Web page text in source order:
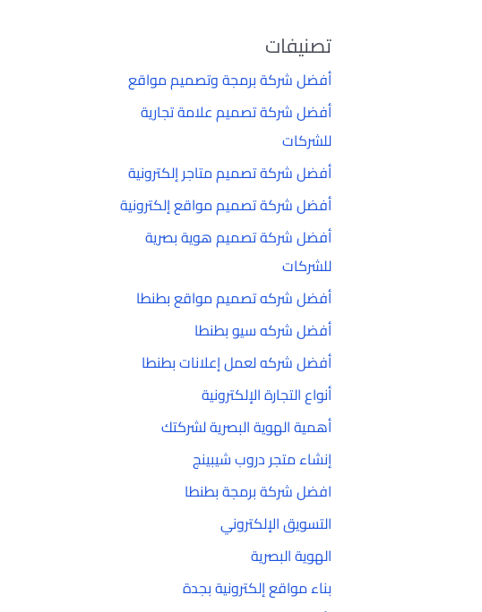
تصنيفات
أفضل شركة برمجة وتصميم مواقع
أفضل شركة تصميم علامة تجارية
للشركات
أفضل شركة تصميم متاجر إلكترونية
أفضل شركة تصميم مواقع إلكترونية
أفضل شركة تصميم هوية بصرية
للشركات
أفضل شركه تصميم مواقع بطنطا
أفضل شركه سيو بطنطا
أفضل شركه لعمل إعلانات بطنطا
أنواع التجارة الإلكترونية
أهمية الهوية البصرية لشركتك
إنشاء متجر دروب شيبينج
افضل شركة برمجة بطنطا
التسويق الإلكتروني
الهوية البصرية
بناء مواقع إلكترونية بجدة